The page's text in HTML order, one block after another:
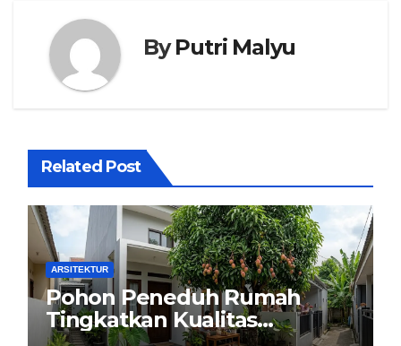
ByPutri Malyu
Related Post
ARSITEKTUR
Pohon Peneduh Rumah
Tingkatkan Kualitas